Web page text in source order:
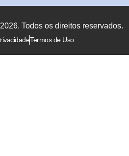
Todos os direitos reservados.
Termos de Uso